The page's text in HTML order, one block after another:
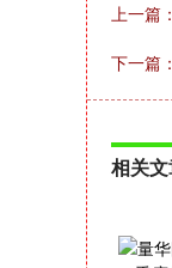
上一篇：
下一篇：
相关